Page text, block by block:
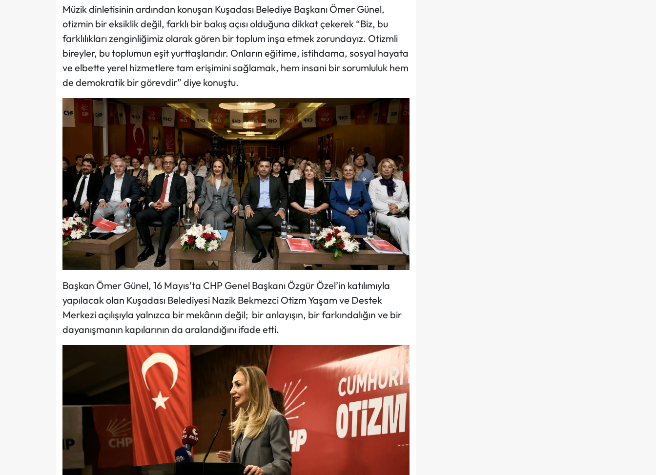
Müzik dinletisinin ardından konuşan Kuşadası Belediye Başkanı Ömer Günel,
otizmin bir eksiklik değil, farklı bir bakış açısı olduğuna dikkat çekerek “Biz, bu
farklılıkları zenginliğimiz olarak gören bir toplum inşa etmek zorundayız. Otizmli
bireyler, bu toplumun eşit yurttaşlarıdır. Onların eğitime, istihdama, sosyal hayata
ve elbette yerel hizmetlere tam erişimini sağlamak, hem insani bir sorumluluk hem
de demokratik bir görevdir” diye konuştu.
Başkan Ömer Günel, 16 Mayıs’ta CHP Genel Başkanı Özgür Özel’in katılımıyla
yapılacak olan Kuşadası Belediyesi Nazik Bekmezci Otizm Yaşam ve Destek
Merkezi açılışıyla yalnızca bir mekânın değil; bir anlayışın, bir farkındalığın ve bir
dayanışmanın kapılarının da aralandığını ifade etti.